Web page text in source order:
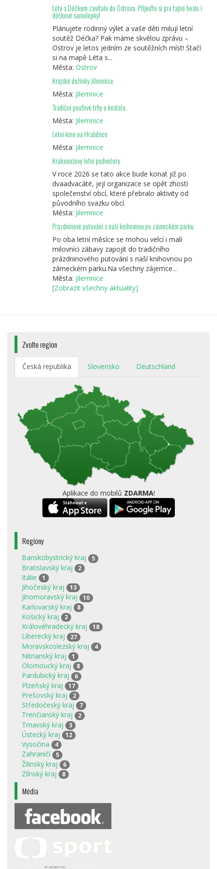
Léto s Déčkem zavítalo do Ostrova. Přijeďte si pro tajné heslo i
déčkové samolepky!
Plánujete rodinný výlet a vaše děti milují letní
soutěž Déčka? Pak máme skvělou zprávu –
Ostrov je letos jedním ze soutěžních míst! Stačí
si na mapě Léta s...
Města: Ostrov
Krajské dožínky Jilemnice
Města: Jilemnice
Tradiční pouťové trhy u kostela.
Města: Jilemnice
Letní kino na Hraběnce
Města: Jilemnice
Krakonošovy letní podvečery
V roce 2026 se tato akce bude konat již po
dvaadvacáté, její organizace se opět zhostí
společenství obcí, které přebralo aktivity od
původního svazku obcí.
Města: Jilemnice
Prázdninové putování s naší knihovnou po zámeckém parku
Po oba letní měsíce se mohou velcí i malí
milovníci zábavy zapojit do tradičního
prázdninového putování s naší knihovnou po
zámeckém parku.Na všechny zájemce...
Města: Jilemnice
[Zobrazit všechny aktuality]
Zvolte region
Česká republika Slovensko Deutschland
Aplikace do mobilů ZDARMA!
Regiony
Banskobystrický kraj 5
Bratislavský kraj 2
Itálie 1
Jihočeský kraj 13
Jihomoravský kraj 10
Karlovarský kraj 8
Košický kraj 2
Královéhradecký kraj 18
Liberecký kraj 27
Moravskoslezský kraj 4
Nitrianský kraj 1
Olomoucký kraj 8
Pardubický kraj 6
Plzeňský kraj 17
Prešovský kraj 2
Středočeský kraj 7
Trenčianský kraj 2
Trnavský kraj 3
Ústecký kraj 12
Vysočina 4
Zahraničí 5
Žilinský kraj 6
Zlínský kraj 8
Média